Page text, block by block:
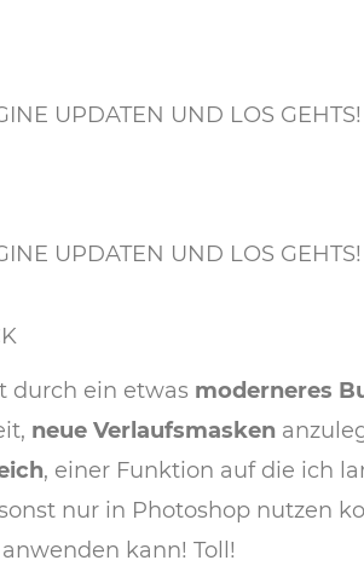
UPDATEN UND LOS GEHTS!
UPDATEN UND LOS GEHTS!
durch ein etwas moderneres
neue Verlaufsmasken
, einer Funktion auf die ich
nur in Photoshop nutzen
kann! Toll!